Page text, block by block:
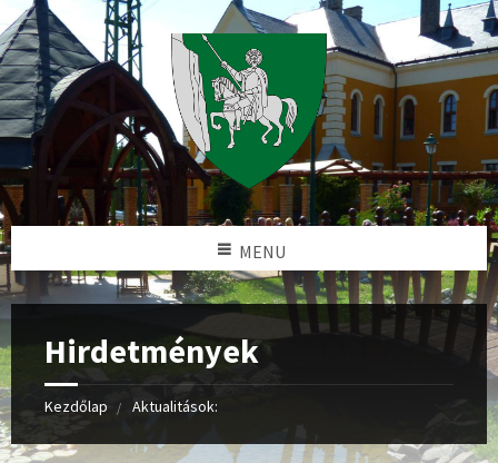
MENU
Hirdetmények
Kezdőlap Aktualitások: